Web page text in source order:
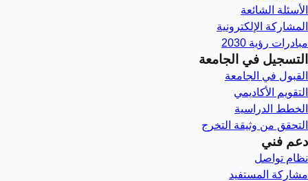
الأسئلة الشائعة
المشاركة الإلكترونية
مبادرات رؤية 2030
التسجيل في الجامعة
القبول في الجامعة
التقويم الأكاديمي
الخطط الدراسية
التحقق من وثيقة التخرج
دعم فني
نظام تواصل
مشاركة المستفيد